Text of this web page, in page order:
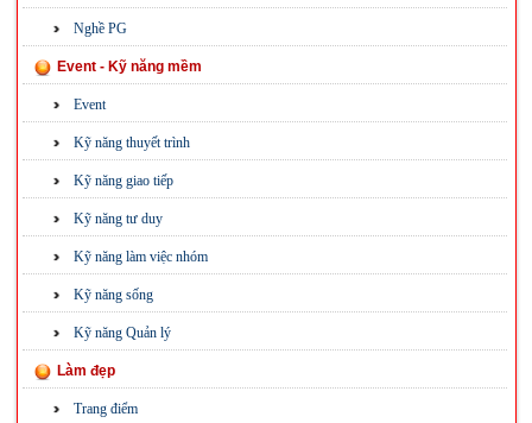
Nghề PG
Event - Kỹ năng mềm
Event
Kỹ năng thuyết trình
Kỹ năng giao tiếp
Kỹ năng tư duy
Kỹ năng làm việc nhóm
Kỹ năng sống
Kỹ năng Quản lý
Làm đẹp
Trang điểm